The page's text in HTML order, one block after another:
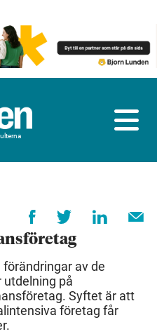
av de
på
Syftet är att
företag får